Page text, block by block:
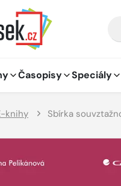
Časopisy Speciály
knihy Sbírka